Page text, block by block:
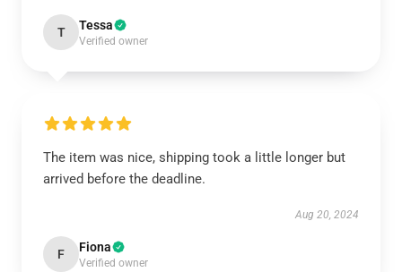
T Tessa
Verified owner
The item was nice, shipping took a little longer but
arrived before the deadline.
Aug 20, 2024
F Fiona
Verified owner